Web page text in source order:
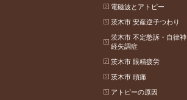
電磁波とアトピー
茨木市 安産逆子つわり
茨木市 不定愁訴・自律神
経失調症
茨木市 眼精疲労
茨木市 頭痛
アトピーの原因